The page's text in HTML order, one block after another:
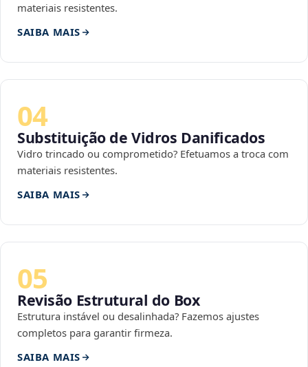
materiais resistentes.
SAIBA MAIS
04
Substituição de Vidros Danificados
Vidro trincado ou comprometido? Efetuamos a troca com
materiais resistentes.
SAIBA MAIS
05
Revisão Estrutural do Box
Estrutura instável ou desalinhada? Fazemos ajustes
completos para garantir firmeza.
SAIBA MAIS